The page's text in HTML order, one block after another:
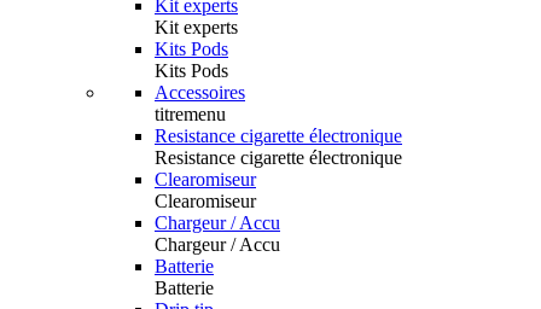
Kit experts
Kit experts
Kits Pods
Kits Pods
Accessoires
titremenu
Resistance cigarette électronique
Resistance cigarette électronique
Clearomiseur
Clearomiseur
Chargeur / Accu
Chargeur / Accu
Batterie
Batterie